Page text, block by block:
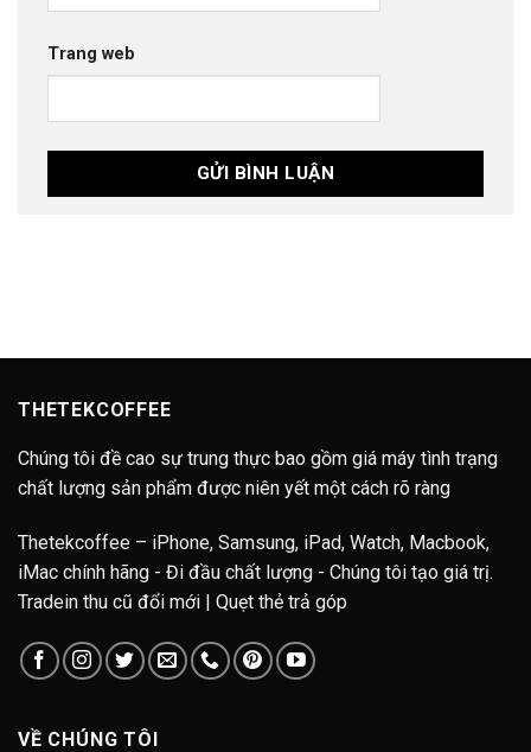
Trang web
THETEKCOFFEE
Chúng tôi đề cao sự trung thực bao gồm giá máy tình trạng
chất lượng sản phẩm được niên yết một cách rõ ràng
Thetekcoffee – iPhone, Samsung, iPad, Watch, Macbook,
iMac chính hãng - Đi đầu chất lượng - Chúng tôi tạo giá trị.
Tradein thu cũ đổi mới | Quẹt thẻ trả góp
VỀ CHÚNG TÔI